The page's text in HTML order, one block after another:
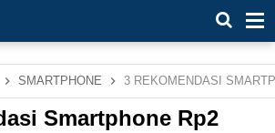
SMARTPHONE 3 REKOMENDASI
Smartphone Rp2